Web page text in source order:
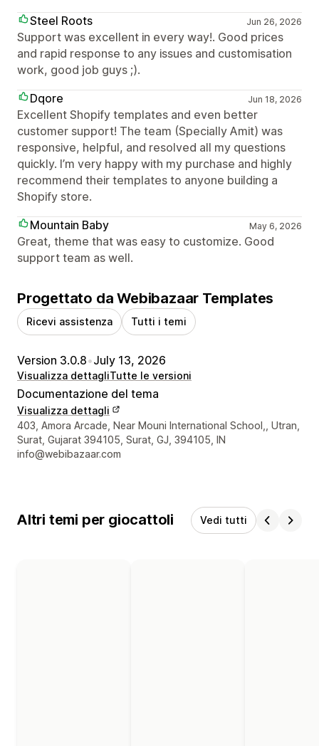
Steel Roots
Jun 26, 2026
Support was excellent in every way!. Good prices
and rapid response to any issues and customisation
work, good job guys ;).
Dqore
Jun 18, 2026
Excellent Shopify templates and even better
customer support! The team (Specially Amit) was
responsive, helpful, and resolved all my questions
quickly. I’m very happy with my purchase and highly
recommend their templates to anyone building a
Shopify store.
Mountain Baby
May 6, 2026
Great, theme that was easy to customize. Good
support team as well.
Progettato da Webibazaar Templates
Ricevi assistenza Tutti i temi
Version 3.0.8•July 13, 2026
Visualizza dettagliTutte le versioni
Documentazione del tema
Visualizza dettagli
Recapiti del designer
403, Amora Arcade, Near Mouni International School,, Utran,
Surat, Gujarat 394105, Surat, GJ, 394105, IN
info@webibazaar.com
Altri temi per giocattoli Vedi tutti